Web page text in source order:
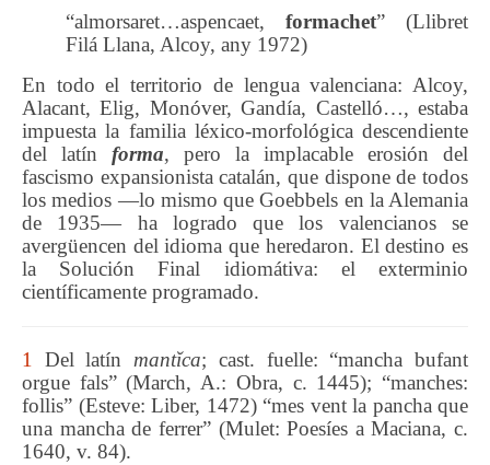
“almorsaret…aspencaet, formachet” (Llibret
Filá Llana, Alcoy, any 1972)
En todo el territorio de lengua valenciana: Alcoy,
Alacant, Elig, Monóver, Gandía, Castelló…, estaba
impuesta la familia léxico-morfológica descendiente
del latín forma, pero la implacable erosión del
fascismo expansionista catalán, que dispone de todos
los medios —lo mismo queGoebbels en la Alemania
de 1935— ha logrado que los valencianos se
avergüencen del idioma que heredaron. El destino es
la Solución Final idiomátiva: el exterminio
científicamente programado.
1 Del latín mantĭca; cast. fuelle: “mancha bufant
orgue fals” (March, A.: Obra, c. 1445); “manches:
follis” (Esteve: Liber, 1472) “mes vent la pancha que
una mancha de ferrer” (Mulet: Poesíes a Maciana, c.
1640, v. 84).